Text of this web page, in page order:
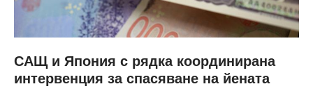
САЩ и Япония с рядка координирана
интервенция за спасяване на йената